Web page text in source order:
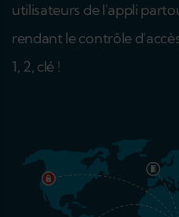
utilisateurs de l'appli
rendant le contrôle
1, 2, clé !